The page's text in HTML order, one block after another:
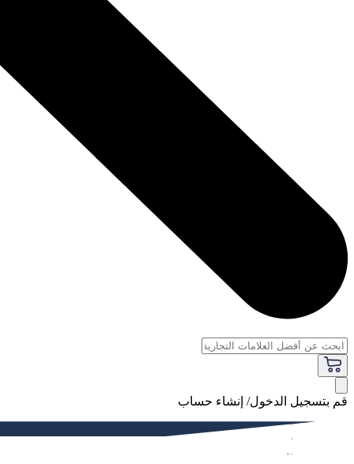
قم بتسجيل الدخول/ إنشاء حساب
فاخر
النساء
الرجال